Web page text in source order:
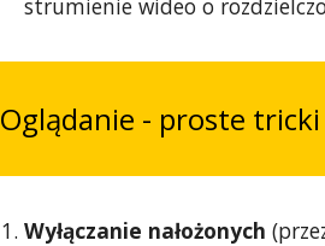
strumienie wideo o
Oglądanie - proste tricki
Wyłączanie nałożonych